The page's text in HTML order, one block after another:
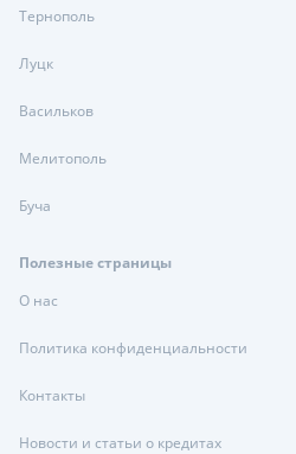
Тернополь
Луцк
Васильков
Мелитополь
Буча
Полезные страницы
О нас
Политика конфиденциальности
Контакты
Новости и статьи о кредитах